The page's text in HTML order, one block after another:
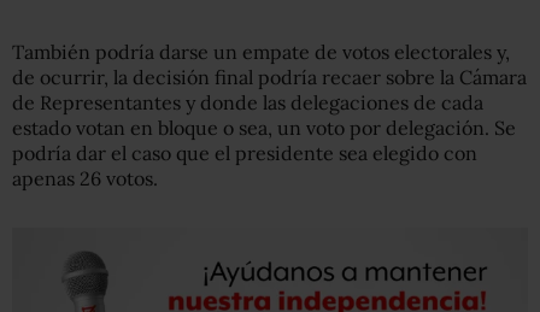
También podría darse un empate de votos electorales y,
de ocurrir, la decisión final podría recaer sobre la Cámara
de Representantes y donde las delegaciones de cada
estado votan en bloque o sea, un voto por delegación. Se
podría dar el caso que el presidente sea elegido con
apenas 26 votos.